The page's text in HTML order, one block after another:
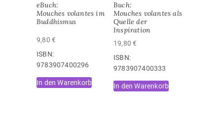
eBuch:
Mouches volantes im
Buddhismus
9,80 €
ISBN:
‎9783907400296
In den Warenkorb
Buch:
Mouches volantes als
Quelle der
Inspiration
19,80€
ISBN:
9783907400333
In den Warenkorb